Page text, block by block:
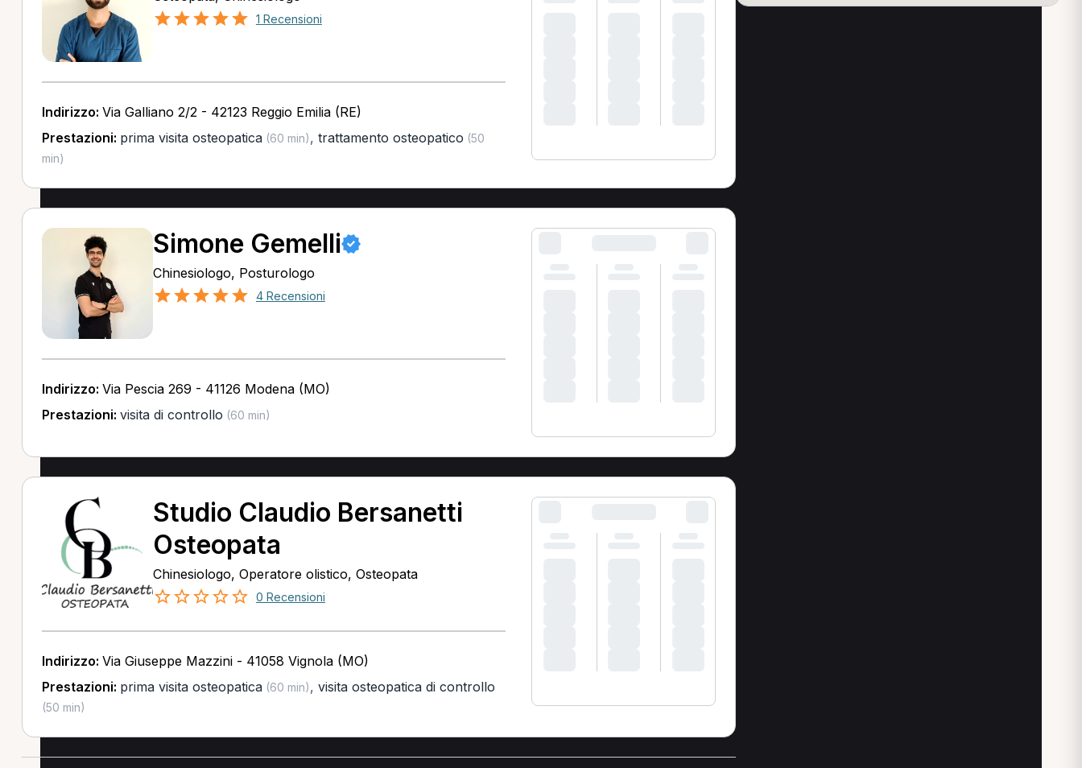
1 Recensioni
Indirizzo: Via Galliano 2/2 - 42123 Reggio Emilia (RE)
Prestazioni: prima visita osteopatica(60 min), trattamento osteopatico (50
min)
Simone Gemelli
Chinesiologo, Posturologo
4 Recensioni
Indirizzo: Via Pescia 269 - 41126 Modena (MO)
Prestazioni: visita di controllo (60 min)
Studio Claudio Bersanetti
Osteopata
Chinesiologo, Operatore olistico, Osteopata
0 Recensioni
Indirizzo: Via Giuseppe Mazzini - 41058 Vignola (MO)
Prestazioni: prima visita osteopatica(60 min), visita osteopatica di controllo
(50 min)